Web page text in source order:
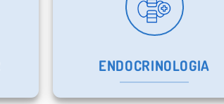
ENDOCRINOLOGIA